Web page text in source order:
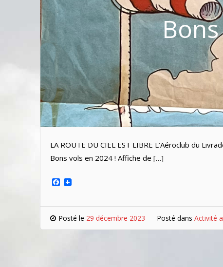
LA ROUTE DU CIEL EST LIBRE L’Aéroclub du
Bons vols en 2024 ! Affiche de […]
Facebook
Posté le 29 décembre 2023 Posté dans Activité